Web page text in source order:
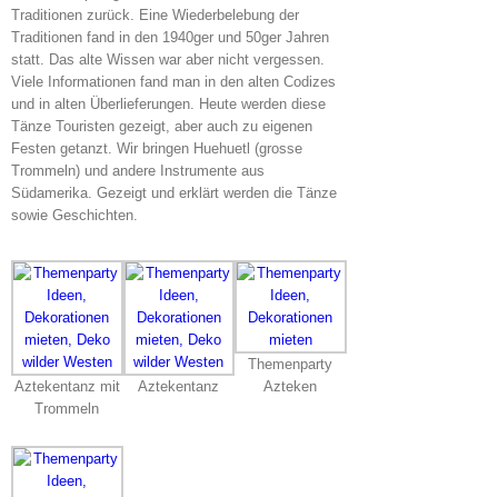
Traditionen zurück. Eine Wiederbelebung der
Traditionen fand in den 1940ger und 50ger Jahren
statt. Das alte Wissen war aber nicht vergessen.
Viele Informationen fand man in den alten Codizes
und in alten Überlieferungen. Heute werden diese
Tänze Touristen gezeigt, aber auch zu eigenen
Festen getanzt. Wir bringen Huehuetl (grosse
Trommeln) und andere Instrumente aus
Südamerika. Gezeigt und erklärt werden die Tänze
sowie Geschichten.
Aztekentanz mit
Trommeln
Aztekentanz
Themenparty
Azteken